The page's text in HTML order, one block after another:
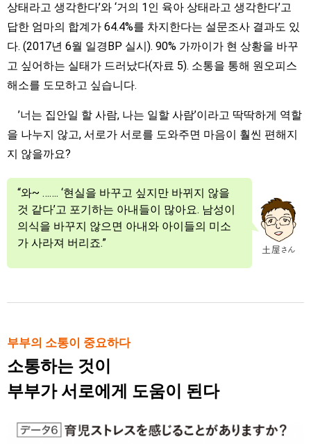
상태라고 생각한다’와 ‘거의 1인 육아 상태라고 생각한다’고
답한 엄마의 합계가 64.4%를 차지한다는 설문조사 결과도 있
다. (2017년 6월 일경BP 실시). 90% 가까이가 현 상황을 바꾸
고 싶어하는 실태가 드러났다(자료 5). 소통을 통해 원오피스
해소를 도모하고 싶습니다.
’너는 집안일 할 사람, 나는 일할 사람’이라고 딱딱하게 역할
을 나누지 않고, 서로가 서로를 도와주면 마음이 훨씬 편해지
지 않을까요?
“와~ ……. ‘현실을 바꾸고 싶지만 바뀌지 않을
것 같다’고 포기하는 아내들이 많아요. 남성이
의식을 바꾸지 않으면 아내와 아이들의 미소
가 사라져 버리죠.”
부부의 소통이 중요하다
소통하는 것이
부부가 서로에게 도움이 된다